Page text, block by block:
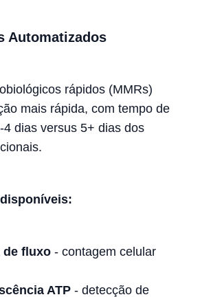
Automatizados
rápidos (MMRs)
mais rápida, com tempo de
4 dias versus 5+ dias dos
de fluxo - contagem celular
ATP - detecção de